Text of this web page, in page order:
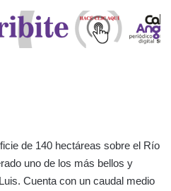
de 140 hectáreas sobre el Río
uno de los más bellos y
Cuenta con un caudal medio